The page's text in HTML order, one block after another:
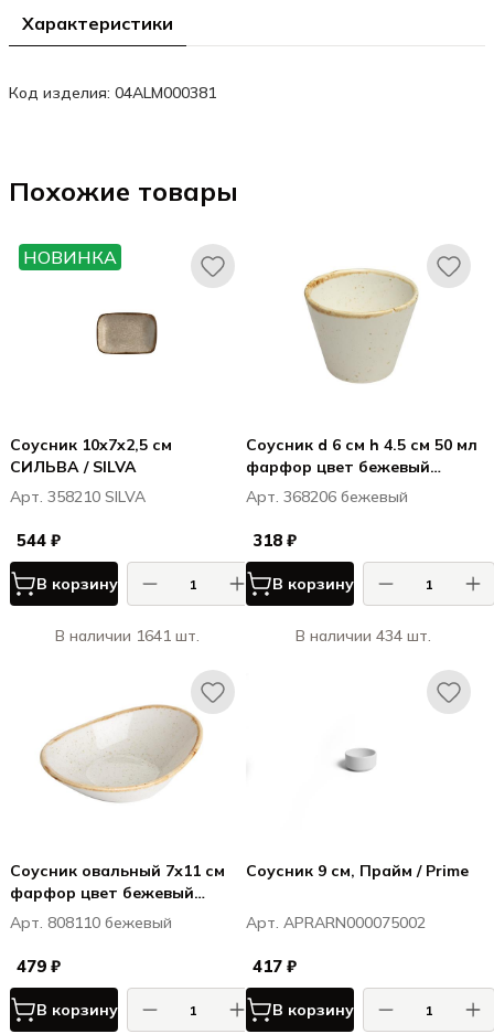
Характеристики
Код изделия: 04ALM000381
Похожие товары
НОВИНКА
Соусник 10x7x2,5 см
СИЛЬВА / SILVA
Арт. 358210 SILVA
544 ₽
В корзину
В наличии 1641 шт.
Соусник d 6 см h 4.5 см 50 мл
фарфор цвет бежевый
Seasons
Арт. 368206 бежевый
318 ₽
В корзину
В наличии 434 шт.
Соусник овальный 7х11 см
фарфор цвет бежевый
Seasons
Арт. 808110 бежевый
479 ₽
В корзину
Соусник 9 см, Прайм / Prime
Арт. APRARN000075002
417 ₽
В корзину